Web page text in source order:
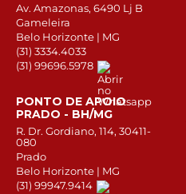
Av. Amazonas, 6490 Lj B
Gameleira
Belo Horizonte | MG
(31) 3334.4033
(31) 99696.5978
PONTO DE APOIO
PRADO - BH/MG
R. Dr. Gordiano, 114, 30411-
080
Prado
Belo Horizonte | MG
(31) 99947.9414